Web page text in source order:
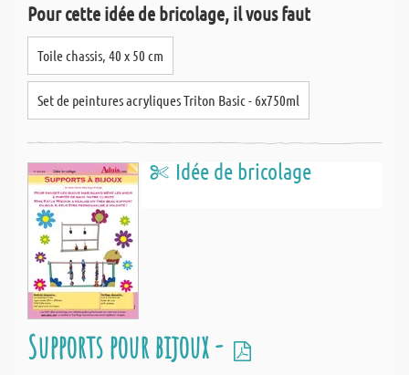
Pour cette idée de bricolage, il vous faut
Toile chassis, 40 x 50 cm
Set de peintures acryliques Triton Basic - 6x750ml
Idée de bricolage
Supports pour bijoux -